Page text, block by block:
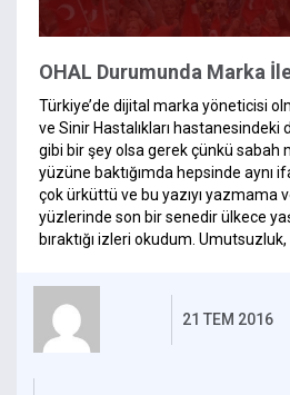
OHAL Durumunda Marka
Türkiye’de dijital marka yöneticisi
ve Sinir Hastalıkları
gibi bir şey olsa gerek çünkü sabah
yüzüne baktığımda hepsinde aynı
çok ürküttü ve bu yazıyı yazmama
yüzlerinde son bir senedir ülkece
bıraktığı izleri okudum.
21 TEM 2016